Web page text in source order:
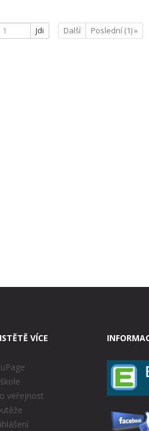
Jdi Další Poslední (1) »
VÍCE
veřejnost